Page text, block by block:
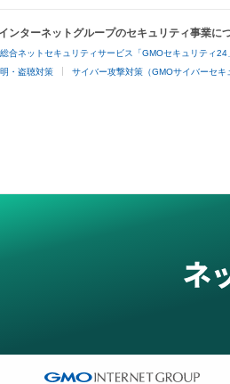
ンターネットグループのセキュリティ事業に
合ネットセキュリティサービス「GMOセキュリティ24
・盗聴対策 サイバー攻撃対策（GMOサイバーセキ